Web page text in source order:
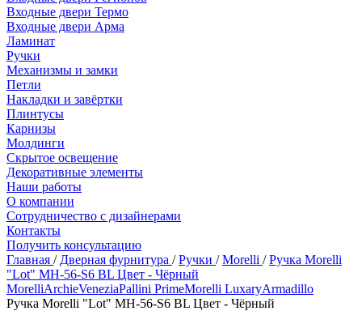
Входные двери Термо
Входные двери Арма
Ламинат
Ручки
Механизмы и замки
Петли
Накладки и завёртки
Плинтусы
Карнизы
Молдинги
Скрытое освещение
Декоративные элементы
Наши работы
О компании
Сотрудничество с дизайнерами
Контакты
Получить консультацию
Главная / Дверная фурнитура /Ручки /Morelli /Ручка Morelli
"Lot" MH-56-S6 BL Цвет - Чёрный
MorelliArchieVeneziaPallini PrimeMorelli LuxaryArmadillo
Ручка Morelli "Lot" MH-56-S6 BL Цвет - Чёрный